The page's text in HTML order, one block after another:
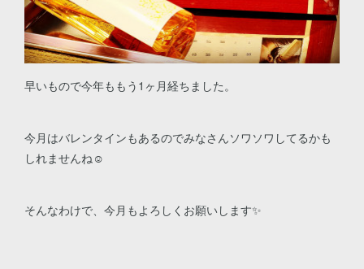
早いもので今年ももう1ヶ月経ちました。
今月はバレンタインもあるのでみなさんソワソワしてるかも
しれませんね☺️
そんなわけで、今月もよろしくお願いします✨